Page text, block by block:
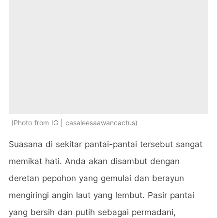
Photo from IG | casaleesaawancactus
Suasana di sekitar pantai-pantai tersebut sangat
memikat hati. Anda akan disambut dengan
deretan pepohon yang gemulai dan berayun
mengiringi angin laut yang lembut. Pasir pantai
yang bersih dan putih sebagai permadani,